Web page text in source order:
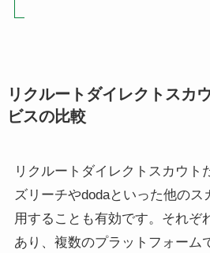
リクルートダイレクトスカ
ビスの比較
リクルートダイレクトスカウト
ズリーチやdodaといった他の
用することも有効です。それぞ
あり、複数のプラットフォーム